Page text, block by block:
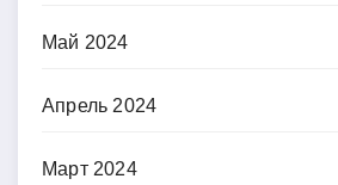
Май 2024
Апрель 2024
Март 2024